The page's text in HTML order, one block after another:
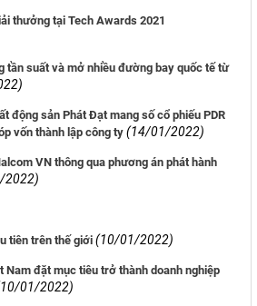
thưởng tại Tech Awards 2021
tần suất và mở nhiều đường bay quốc tế từ
động sản Phát Đạt mang số cổ phiếu PDR
vốn thành lập công ty (14/01/2022)
VN thông qua phương án phát hành
2022)
tiên trên thế giới(10/01/2022)
Nam đặt mục tiêu trở thành doanh nghiệp
01/2022)